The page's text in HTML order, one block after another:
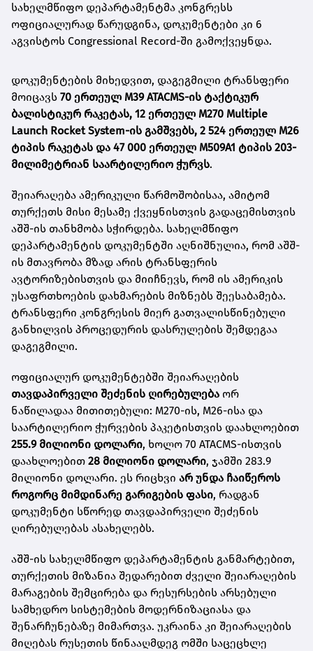
სახელმწიფო დეპარტამენტმა კონგრესს
ოფიციალურად წარუდგინა, დოკუმენტები კი 6
აგვისტოს Congressional Record-ში გამოქვეყნდა.
დოკუმენტების მიხედვით, დაგეგმილი ტრანსფერი
მოიცავს 70 ერთეულ M39 ATACMS-ის ტაქტიკურ
ბალისტიკურ რაკეტას, 12 ერთეულ M270 Multiple
Launch Rocket System-ის გამშვებს, 2 524 ერთეულ M26
ტიპის რაკეტას და 47 000 ერთეულ M509A1 ტიპის 203-
მილიმეტრიან საარტილერიო ჭურვს.
შეიარაღება ამერიკული წარმოშობისაა, ამიტომ
თურქეთს მისი მესამე ქვეყნისთვის გადაცემისთვის
აშშ-ის თანხმობა სჭირდება. სახელმწიფო
დეპარტამენტის დოკუმენტში აღნიშნულია, რომ აშშ-
ის მთავრობა მზად არის ტრანსფერის
ავტორიზებისთვის და მიიჩნევს, რომ ის ამერიკის
უსაფრთხოების დახმარების მიზნებს შეესაბამება.
ტრანსფერი კონგრესის მიერ გათვალისწინებული
განხილვის პროცედურის დასრულების შემდეგაა
დაგეგმილი.
ოფიციალურ დოკუმენტებში შეიარაღების
თავდაპირველი შეძენის ღირებულება ორ
ნაწილადაა მითითებული: M270-ის, M26-ისა და
საარტილერიო ჭურვების პაკეტისთვის დაახლოებით
255.9 მილიონი დოლარი, ხოლო 70 ATACMS-ისთვის
დაახლოებით 28 მილიონი დოლარი, ჯამში 283.9
მილიონი დოლარი. ეს რიცხვი არ უნდა ჩაიწეროს
როგორც მიმდინარე გარიგების ფასი, რადგან
დოკუმენტი სწორედ თავდაპირველი შეძენის
ღირებულებას ასახელებს.
აშშ-ის სახელმწიფო დეპარტამენტის განმარტებით,
თურქეთის მიზანია შედარებით ძველი შეიარაღების
მარაგების შემცირება და რესურსების არსებული
სამხედრო სისტემების მოდერნიზაციასა და
შენარჩუნებაზე მიმართვა. უკრაინა კი შეიარაღების
მიღებას რუსეთის წინააღმდეგ ომში საცეცხლე